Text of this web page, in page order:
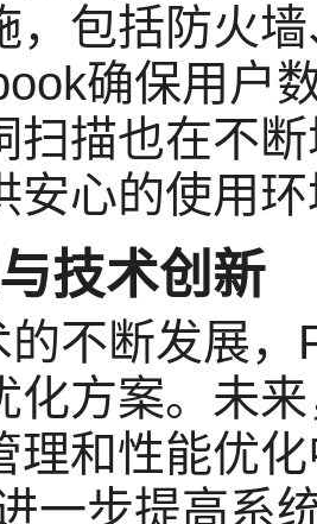
，包括防火
确保用户
扫描也在不
安心的使用
技术创新
的不断发展
化方案。未
理和性能优
一步提高系